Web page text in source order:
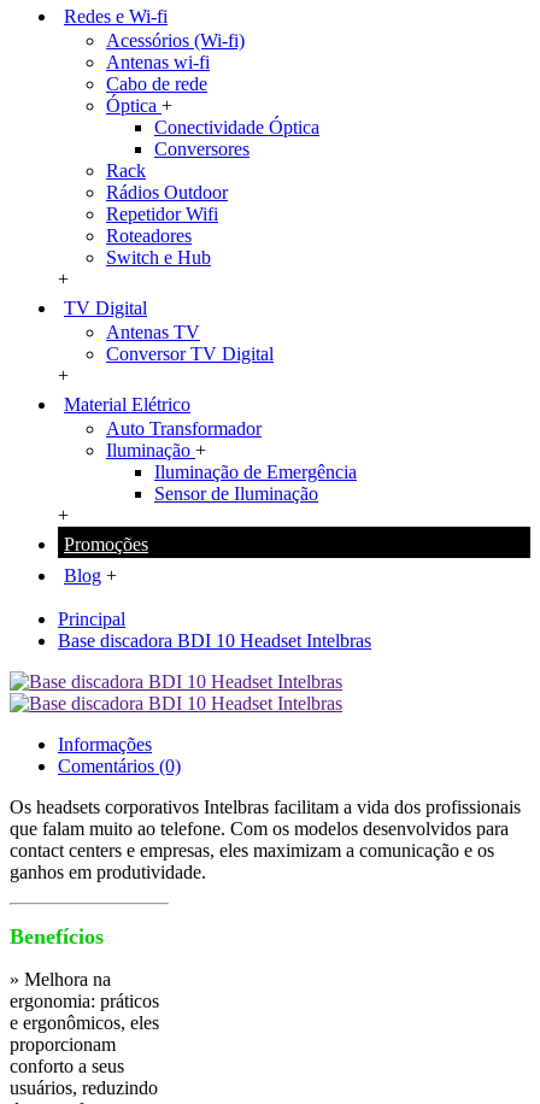
Redes e Wi-fi
Acessórios (Wi-fi)
Antenas wi-fi
Cabo de rede
Óptica +
Conectividade Óptica
Conversores
Rack
Rádios Outdoor
Repetidor Wifi
Roteadores
Switch e Hub
+
TV Digital
Antenas TV
Conversor TV Digital
+
Material Elétrico
Auto Transformador
Iluminação +
Iluminação de Emergência
Sensor de Iluminação
+
Promoções
Blog +
Principal
Base discadora BDI 10 Headset Intelbras
Informações
Comentários (0)
Os headsets corporativos Intelbras facilitam a vida dos profissionais
que falam muito ao telefone. Com os modelos desenvolvidos para
contact centers e empresas, eles maximizam a comunicação e os
ganhos em produtividade.
Benefícios
» Melhora na
ergonomia: práticos
e ergonômicos, eles
proporcionam
conforto a seus
usuários, reduzindo